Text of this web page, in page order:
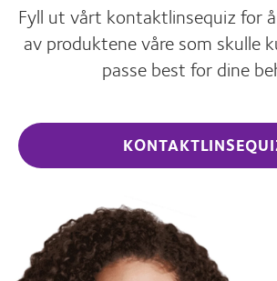
Fyll ut vårt kontaktlinsequiz for
av produktene våre som skulle
passe best for dine